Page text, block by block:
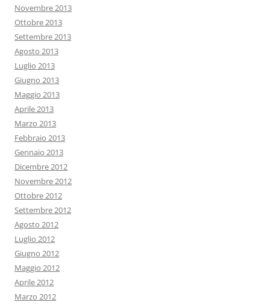
Novembre 2013
Ottobre 2013
Settembre 2013
Agosto 2013
Luglio 2013
Giugno 2013
Maggio 2013
Aprile 2013
Marzo 2013
Febbraio 2013
Gennaio 2013
Dicembre 2012
Novembre 2012
Ottobre 2012
Settembre 2012
Agosto 2012
Luglio 2012
Giugno 2012
Maggio 2012
Aprile 2012
Marzo 2012